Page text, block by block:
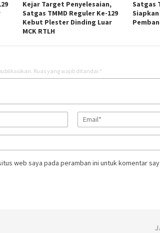
Kejar Target Penyelesaian,
Satgas TMMD Reguler Ke-129
Kebut Plester Dinding Luar
MCK RTLH
Satgas
Ruas yang wajib ditandai *
web saya pada peramban ini untuk komentar